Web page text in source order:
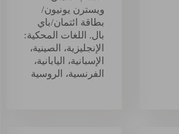
ويسترن يونيون/
بطاقة ائتمان/باي
بال. اللغات المحكية:
الإنجليزية، الصينية،
الإسبانية، اليابانية،
الفرنسية، الروسية